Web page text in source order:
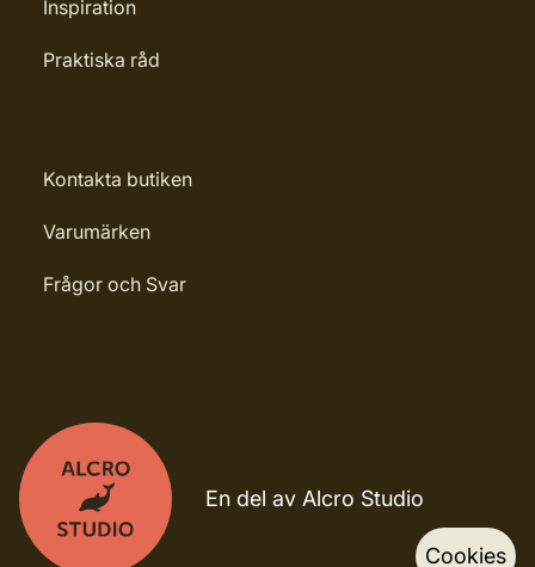
Inspiration
Praktiska råd
Kontakta butiken
Varumärken
Frågor och Svar
En del av Alcro Studio
Cookies